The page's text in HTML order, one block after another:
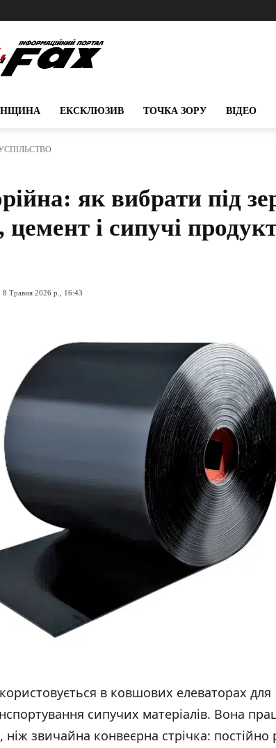
ЕКСКЛЮЗИВ ТОЧКА ЗОРУ ВІДЕО
як вибрати під
і сипучі
8 Травня 2026 р., 16:43
в ковшових елеваторах для
сипучих матеріалів. Вона
звичайна конвеєрна стрічка: постійно